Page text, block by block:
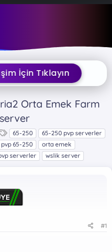
İçin Tıklayın
Orta Emek Farm
E
t
i
k
l
e
r
65-250
65-250 pvp serverler
65-250
orta emek
serverler wslik server
#1